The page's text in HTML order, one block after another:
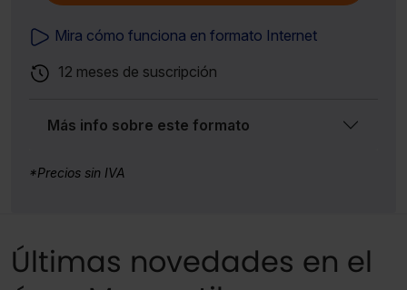
Mira cómo funciona en formato Internet
12 meses de suscripción
Más info sobre este formato
*Precios sin IVA
Últimas novedades en el